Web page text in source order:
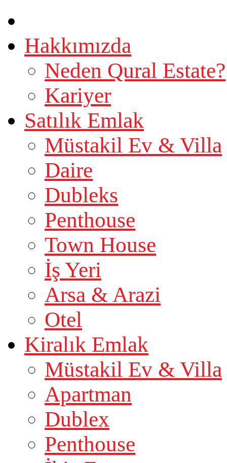
Hakkımızda
Neden Qural Estate?
Kariyer
Satılık Emlak
Müstakil Ev & Villa
Daire
Dubleks
Penthouse
Town House
İş Yeri
Arsa & Arazi
Otel
Kiralık Emlak
Müstakil Ev & Villa
Apartman
Dublex
Penthouse